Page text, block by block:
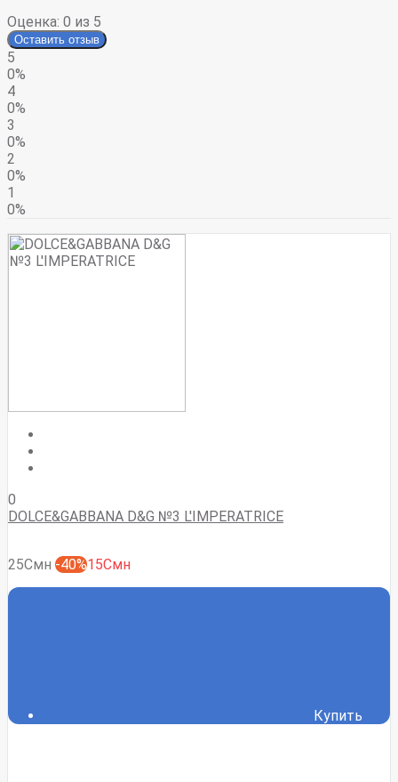
Оценка: 0 из 5
Оставить отзыв
5
0%
4
0%
3
0%
2
0%
1
0%
0
DOLCE&GABBANA D&G №3 L'IMPERATRICE
25Смн -40%15Смн
Купить